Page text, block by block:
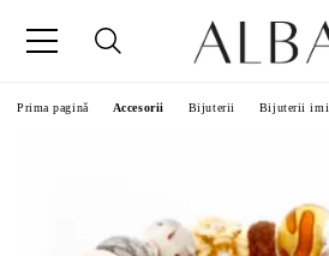
Prima pagină Accesorii Bijuterii Bijuterii